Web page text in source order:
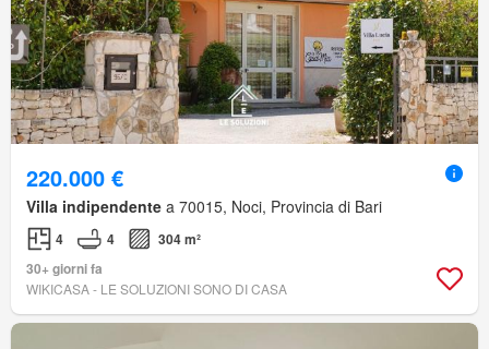
220.000 €
Villa indipendente a 70015, Noci, Provincia di Bari
4 4
304 m²
30+ giorni fa
WIKICASA - LE SOLUZIONI SONO DI CASA